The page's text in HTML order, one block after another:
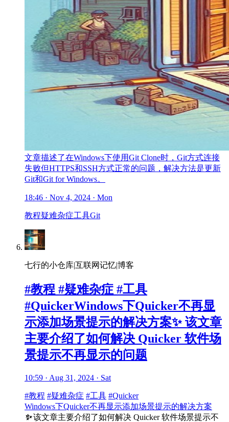
文章描述了在Windows下使用Git Clone时，Git方式连接
失败但HTTPS和SSH方式正常的问题，解决方法是更新
Git和Git for Windows。
18:46 · Nov 4, 2024 · Mon
教程疑难杂症工具Git
七行的小仓库|互联网记忆|博客
#教程 #疑难杂症 #工具
#QuickerWindows下Quicker不再显
示添加场景提示的解决方案✨ 该文章
主要介绍了如何解决 Quicker 软件场
景提示不再显示的问题
10:59 · Aug 31, 2024 · Sat
#教程 #疑难杂症 #工具 #Quicker
Windows下Quicker不再显示添加场景提示的解决方案
✨该文章主要介绍了如何解决 Quicker 软件场景提示不